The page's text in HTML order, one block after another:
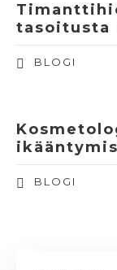
tasoitusta
BLOGI
BLOGI